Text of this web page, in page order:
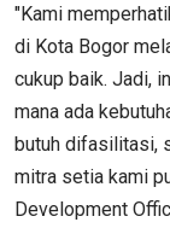
"Kami
di Kota Bogor
cukup baik. Jadi,
mana ada
butuh difasilitasi,
mitra setia kami
Development